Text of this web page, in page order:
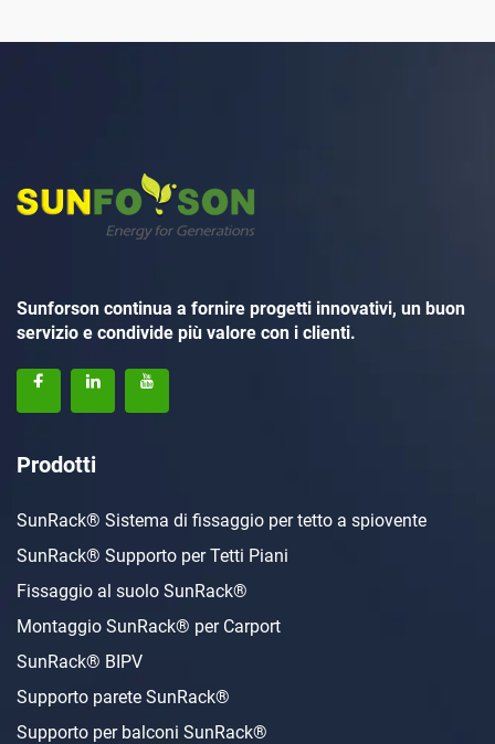
Sunforson continua a fornire progetti innovativi, un buon
servizio e condivide più valore con i clienti.
Prodotti
SunRack® Sistema di fissaggio per tetto a spiovente
SunRack® Supporto per Tetti Piani
Fissaggio al suolo SunRack®
Montaggio SunRack® per Carport
SunRack® BIPV
Supporto parete SunRack®
Supporto per balconi SunRack®